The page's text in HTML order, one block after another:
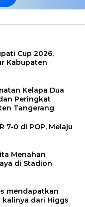
Cup 2026,
Kabupaten
Kelapa Dua
Peringkat
Tangerang
7-0 di POP, Melaju
Menahan
di Stadion
mendapatkan
dari Higgs